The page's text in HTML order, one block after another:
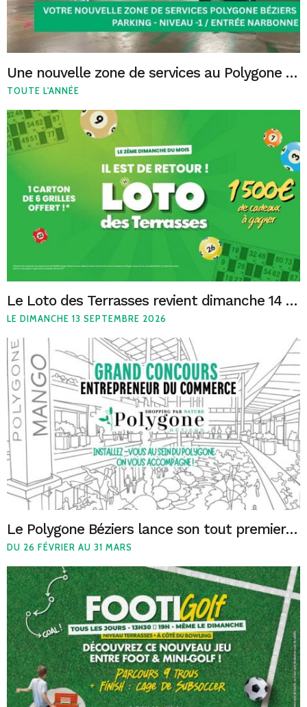
Une nouvelle zone de services au Polygone Béziers
TOUTE L'ANNÉE
Le Loto des Terrasses revient dimanche 14 juin !
LE DIMANCHE 13 SEPTEMBRE 2026
Le Polygone Béziers lance son tout premier appel à projets : “Entrepreneur du Commerce”
DU 26 FÉVRIER AU 31 MARS